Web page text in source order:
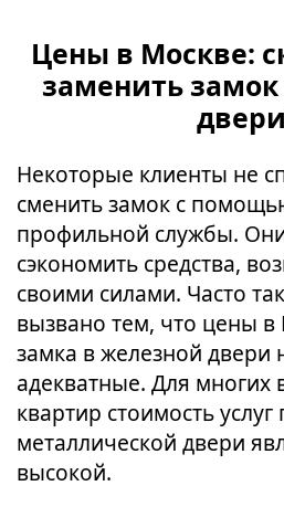
Цены в Москве:
заменить
Некоторые клиенты не
сменить замок с
профильной службы.
сэкономить средства,
своими силами. Часто
вызвано тем, что цены
замка в железной двери
адекватные. Для многих
квартир стоимость
металлической двери
высокой.